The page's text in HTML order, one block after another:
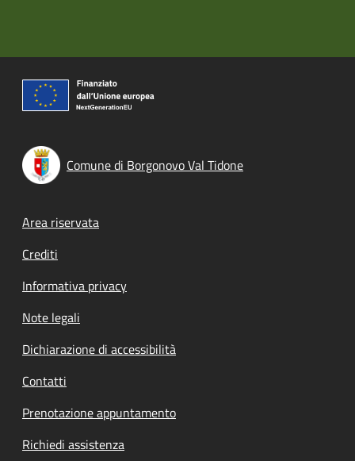
Comune di Borgonovo Val Tidone
Footer menu
Area riservata
Crediti
Informativa privacy
Note legali
Dichiarazione di accessibilità
Contatti
Prenotazione appuntamento
Richiedi assistenza